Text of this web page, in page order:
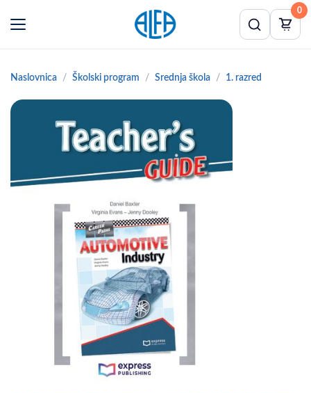
0
Naslovnica Školski program Srednja škola 1. razred